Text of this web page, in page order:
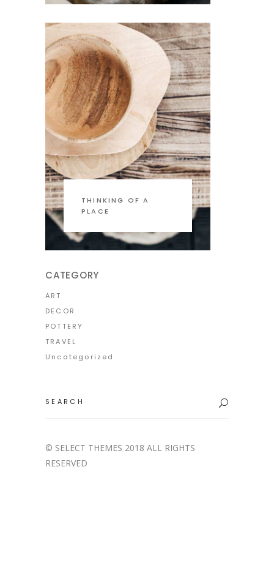
THINKING OF A
PLACE
CATEGORY
ART
DECOR
POTTERY
TRAVEL
Uncategorized
for:
© SELECT THEMES 2018 ALL RIGHTS
RESERVED